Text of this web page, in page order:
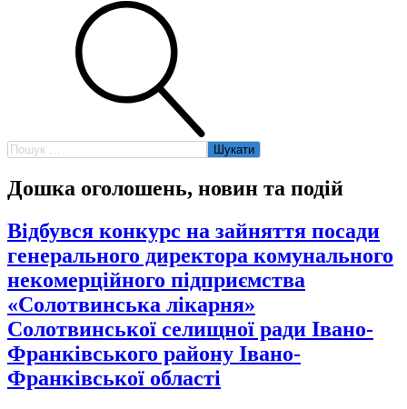
Пошук:
Дошка оголошень, новин та подій
Відбувся конкурс на зайняття посади
генерального директора комунального
некомерційного підприємства
«Солотвинська лікарня»
Солотвинської селищної ради Івано-
Франківського району Івано-
Франківської області